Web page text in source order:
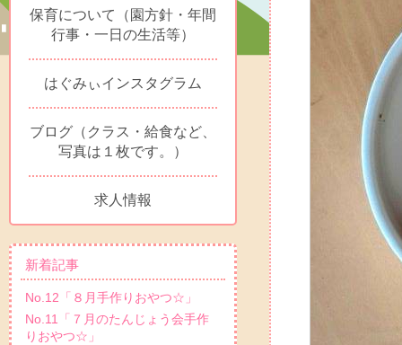
保育について（園方針・年間
行事・一日の生活等）
はぐみぃインスタグラム
ブログ（クラス・給食など、
写真は１枚です。）
求人情報
新着記事
No.12「８月手作りおやつ☆」
No.11「７月のたんじょう会手作
りおやつ☆」